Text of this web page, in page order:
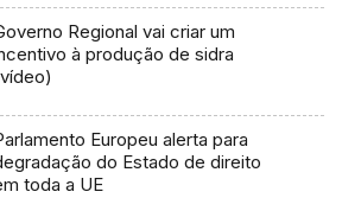
Regional vai criar um
à produção de sidra
Europeu alerta para
do Estado de direito
toda a UE